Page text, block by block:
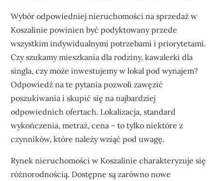
Wybór odpowiedniej nieruchomości na sprzedaż w
Koszalinie powinien być podyktowany przede
wszystkim indywidualnymi potrzebami i priorytetami.
Czy szukamy mieszkania dla rodziny, kawalerki dla
singla, czy może inwestujemy w lokal pod wynajem?
Odpowiedź na te pytania pozwoli zawęzić
poszukiwania i skupić się na najbardziej
odpowiednich ofertach. Lokalizacja, standard
wykończenia, metraż, cena – to tylko niektóre z
czynników, które należy wziąć pod uwagę.
Rynek nieruchomości w Koszalinie charakteryzuje się
różnorodnością. Dostępne są zarówno nowe